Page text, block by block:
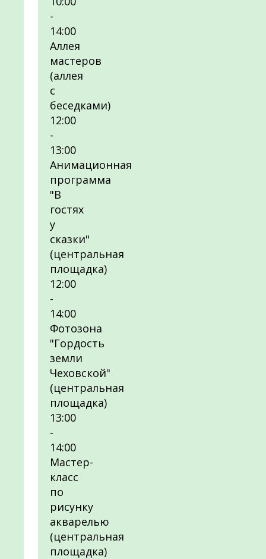
-
14:00
Аллея
мастеров
(аллея
с
беседками)
12:00
-
13:00
Анимационная
программа
"В
гостях
у
сказки"
(центральная
площадка)
12:00
-
14:00
Фотозона
"Гордость
земли
Чеховской"
(центральная
площадка)
13:00
-
14:00
Мастер-
класс
по
рисунку
акварелью
(центральная
площадка)